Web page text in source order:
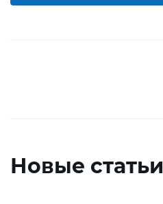
Новые статьи